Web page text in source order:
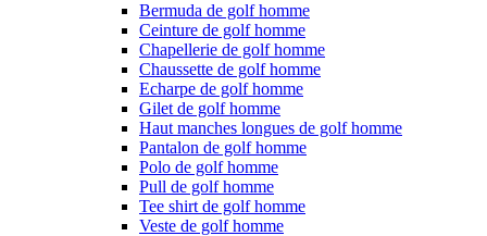
Bermuda de golf homme
Ceinture de golf homme
Chapellerie de golf homme
Chaussette de golf homme
Echarpe de golf homme
Gilet de golf homme
Haut manches longues de golf homme
Pantalon de golf homme
Polo de golf homme
Pull de golf homme
Tee shirt de golf homme
Veste de golf homme